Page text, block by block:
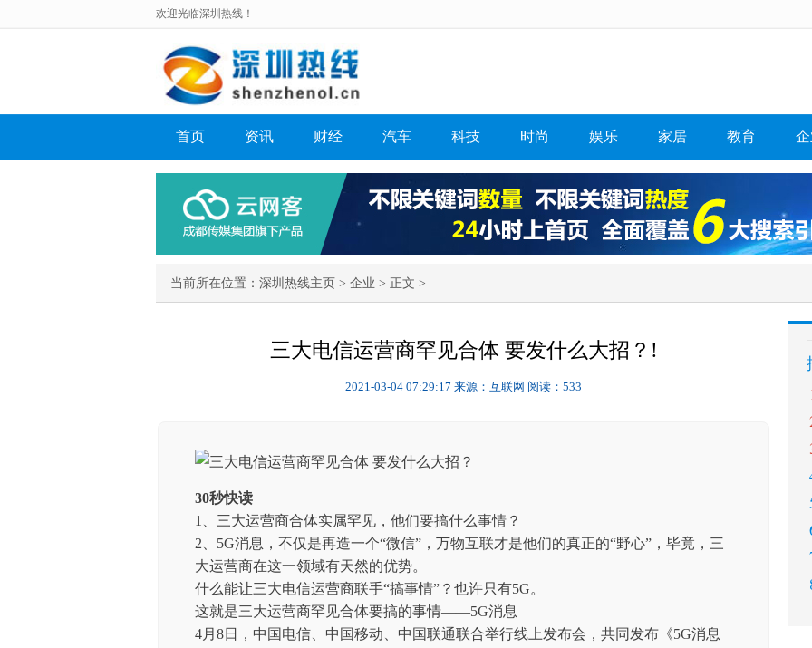
欢迎光临深圳热线！
首页 资讯 财经 汽车 科技 时尚 娱乐 家居 教育
当前所在位置： 深圳热线主页 > 企业 > 正文 >
三大电信运营商罕见合体 要发什么大招？!
2021-03-04 07:29:17 来源：互联网 阅读：533
30秒快读
1、三大运营商合体实属罕见，他们要搞什么事情？
2、5G消息，不仅是再造一个“微信”，万物互联才是他们的真正的“野心”，毕竟，三
大运营商在这一领域有天然的优势。
什么能让三大电信运营商联手“搞事情”？也许只有5G。
这就是三大运营商罕见合体要搞的事情——5G消息
4月8日，中国电信、中国移动、中国联通联合举行线上发布会，共同发布《5G消息